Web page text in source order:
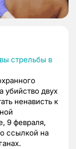
убийство двух
ненависть к
9 февраля,
ссылкой на